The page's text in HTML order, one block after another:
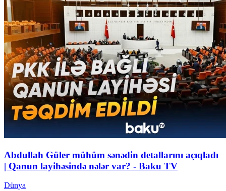
Abdullah Güler mühüm sənədin detallarını açıqladı
| Qanun layihəsində nələr var? - Baku TV
Dünya